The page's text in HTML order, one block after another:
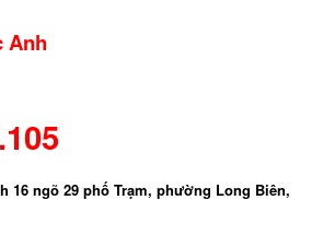
Anh
16 ngõ 29 phố Trạm, phường Long Biên,